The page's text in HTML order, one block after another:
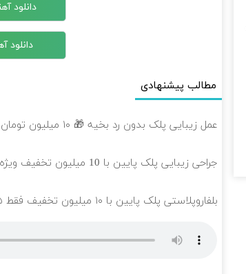
دانلود
دانلود
مطالب پیشنهادی
عمل زیبایی پلک بدون رد بخیه 🎁 ۱۰ میلیون تومان تخفیف ویژه
جراحی زیبایی پلک پایین با 10 میلیون تخفیف ویژه فقط 35 ✨
بلفاروپلاستی پلک پایین با ۱۰ میلیون تخفیف فقط 3۵ میلیون 👀